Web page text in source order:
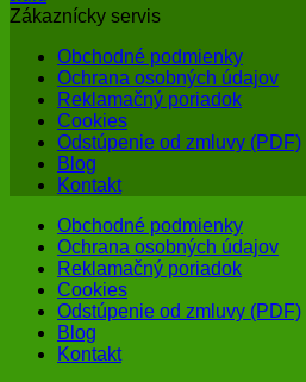
Zákaznícky servis
Obchodné podmienky
Ochrana osobných údajov
Reklamačný poriadok
Cookies
Odstúpenie od zmluvy (PDF)
Blog
Kontakt
Obchodné podmienky
Ochrana osobných údajov
Reklamačný poriadok
Cookies
Odstúpenie od zmluvy (PDF)
Blog
Kontakt